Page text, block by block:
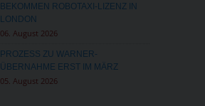
BEKOMMEN ROBOTAXI-LIZENZ IN
LONDON
06. August 2026
PROZESS ZU WARNER-
ÜBERNAHME ERST IM MÄRZ
05. August 2026